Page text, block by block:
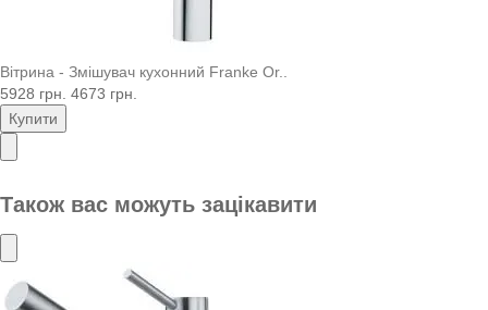
Вітрина - Змішувач кухонний Franke Or..
5928 грн. 4673 грн.
Купити
Також вас можуть зацікавити